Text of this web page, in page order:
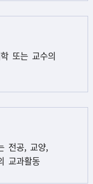
또는 교수의
전공, 교양,
교과활동